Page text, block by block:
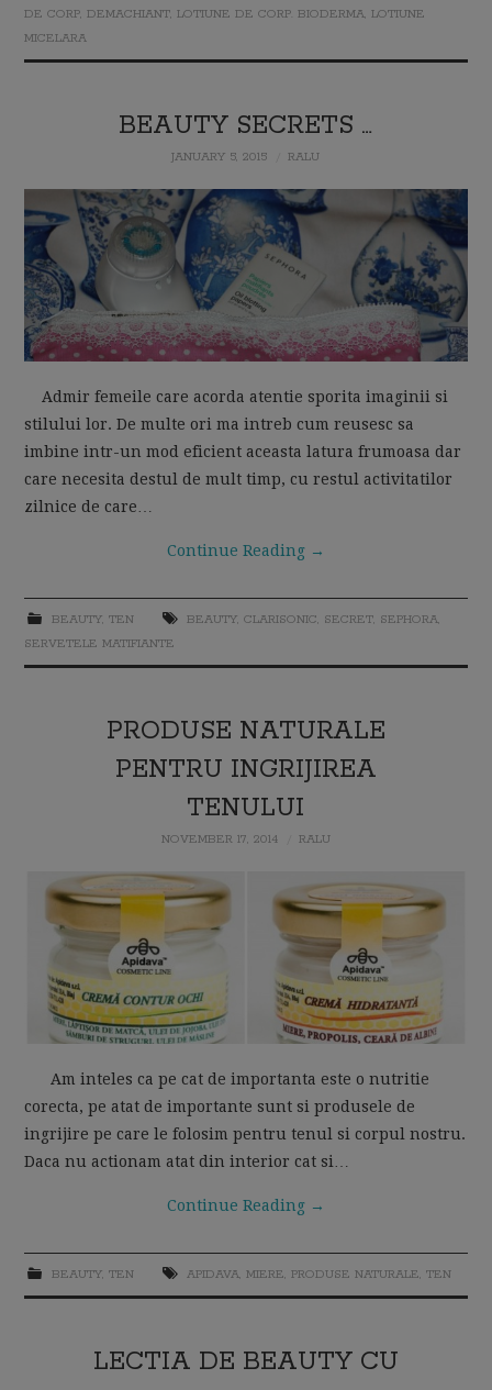
DE CORP,DEMACHIANT,LOTIUNE DE CORP. BIODERMA,LOTIUNE
MICELARA
BEAUTY SECRETS …
JANUARY 5, 2015 RALU
Admir femeile care acorda atentie sporita imaginii si
stilului lor. De multe ori ma intreb cum reusesc sa
imbine intr-un mod eficient aceasta latura frumoasa dar
care necesita destul de mult timp, cu restul activitatilor
zilnice de care…
Continue Reading →
BEAUTY, TEN BEAUTY, CLARISONIC, SECRET, SEPHORA,
SERVETELE MATIFIANTE
PRODUSE NATURALE
PENTRU INGRIJIREA
TENULUI
NOVEMBER 17, 2014 RALU
Am inteles ca pe cat de importanta este o nutritie
corecta, pe atat de importante sunt si produsele de
ingrijire pe care le folosim pentru tenul si corpul nostru.
Daca nu actionam atat din interior cat si…
Continue Reading →
BEAUTY, TEN APIDAVA, MIERE, PRODUSE NATURALE, TEN
LECTIA DE BEAUTY CU